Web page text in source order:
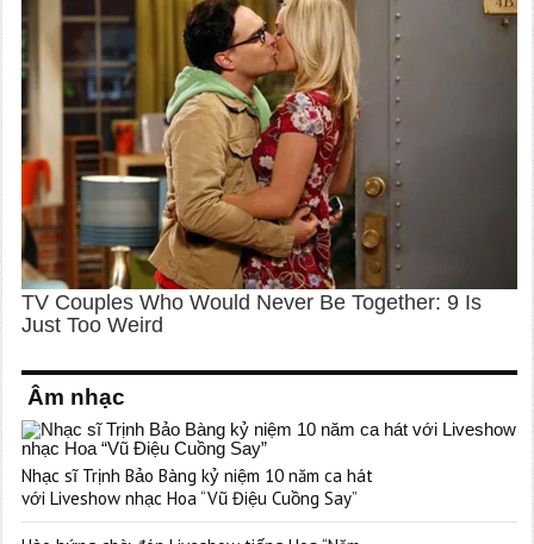
Âm nhạc
Nhạc sĩ Trịnh Bảo Bàng kỷ niệm 10 năm ca hát
với Liveshow nhạc Hoa “Vũ Điệu Cuồng Say”